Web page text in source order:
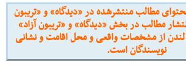
مطالب منتشرشده در «دیدگاه» و «تریبون
مطالب در بخش «دیدگاه» و «تریبون آزاد»
از مشخصات واقعی و محل اقامت و نشانی
نویسندگان است.